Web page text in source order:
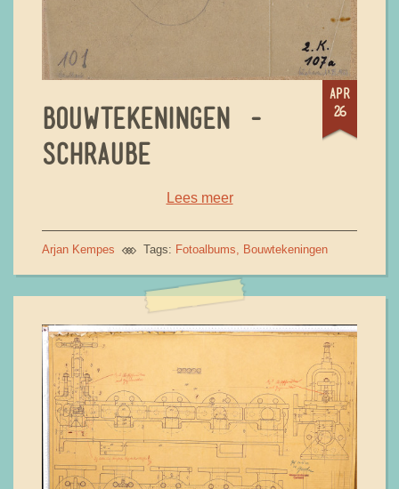
apr
26
BOUWTEKENINGEN -
SCHRAUBE
Lees meer
Arjan Kempes Tags: Fotoalbums Bouwtekeningen